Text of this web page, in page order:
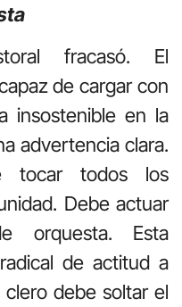
fracasó. El
de cargar con
insostenible en la
advertencia clara.
tocar todos los
Debe actuar
orquesta. Esta
de actitud a
clero debe soltar el